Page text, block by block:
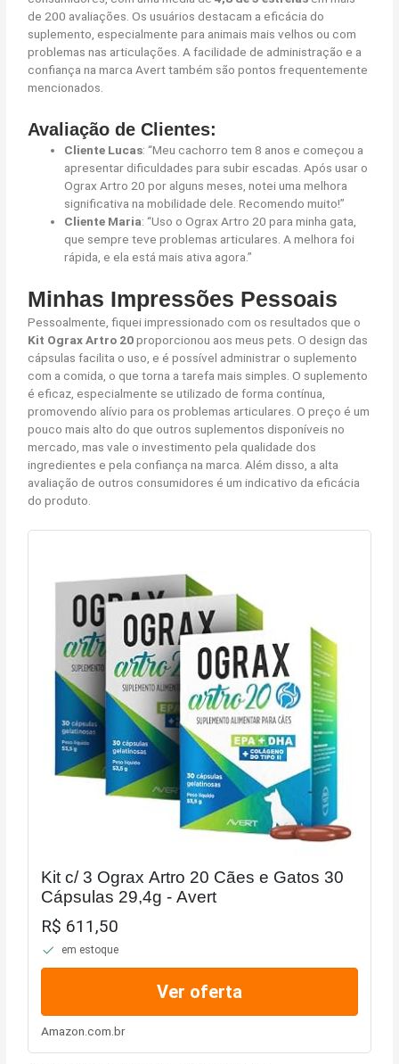
de 200 avaliações. Os usuários destacam a eficácia do
suplemento, especialmente para animais mais velhos ou com
problemas nas articulações. A facilidade de administração e a
confiança na marca Avert também são pontos frequentemente
mencionados.
Avaliação de Clientes:
Cliente Lucas: “Meu cachorro tem 8 anos e começou a
apresentar dificuldades para subir escadas. Após usar o
Ograx Artro 20 por alguns meses, notei uma melhora
significativa na mobilidade dele. Recomendo muito!”
Cliente Maria: “Uso o Ograx Artro 20 para minha gata,
que sempre teve problemas articulares. A melhora foi
rápida, e ela está mais ativa agora.”
Minhas Impressões Pessoais
Pessoalmente, fiquei impressionado com os resultados que o
Kit Ograx Artro 20proporcionou aos meus pets. O design das
cápsulas facilita o uso, e é possível administrar o suplemento
com a comida, o que torna a tarefa mais simples. O suplemento
é eficaz, especialmente se utilizado de forma contínua,
promovendo alívio para os problemas articulares. O preço é um
pouco mais alto do que outros suplementos disponíveis no
mercado, mas vale o investimento pela qualidade dos
ingredientes e pela confiança na marca. Além disso, a alta
avaliação de outros consumidores é um indicativo da eficácia
do produto.
Kit c/ 3 Ograx Artro 20 Cães e Gatos 30
Cápsulas 29,4g - Avert
R$ 611,50
em estoque
Ver oferta
Amazon.com.br